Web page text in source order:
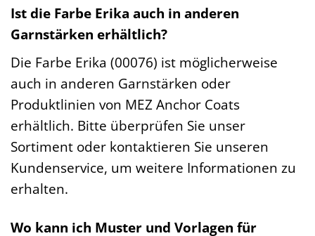
Ist die Farbe Erika auch in anderen
Garnstärken erhältlich?
Die Farbe Erika (00076) ist möglicherweise
auch in anderen Garnstärken oder
Produktlinien von MEZ Anchor Coats
erhältlich. Bitte überprüfen Sie unser
Sortiment oder kontaktieren Sie unseren
Kundenservice, um weitere Informationen zu
erhalten.
Wo kann ich Muster und Vorlagen für